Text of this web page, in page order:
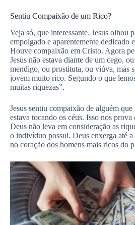
Sentiu Compaixão de um Rico?
Veja só, que interessante. Jesus olhou
empolgado e aparentemente dedicado
Houve compaixão em Cristo. Agora
Jesus não estava diante de um cego,
mendigo, ou prostituta, ou viúva, mas
jovem muito rico. Segundo o que
muitas riquezas”.
Jesus sentiu compaixão de alguém
estava tocando os céus. Isso nos prova
Deus não leva em consideração as
o indivíduo possui. Deus enxerga até a
no coração dos homens mais ricos do